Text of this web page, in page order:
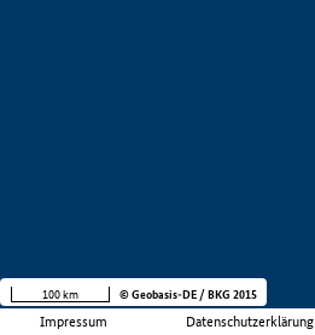
Impressum Datenschutzerklärung
100 km © Geobasis-DE / BKG 2015